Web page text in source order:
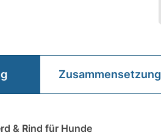
Zusammensetzung
& Rind für Hunde